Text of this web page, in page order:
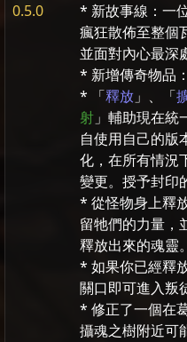
0.5.0
* 新故事線：一
瘋狂散佈至整個
並面對內心最深
* 新增傳奇物品
* 「釋放 」、「
射 」輔助現在統
自使用自己的版
化，在所有情況
變更。授予封印
* 從怪物身上釋
留牠們的力量，
釋放出來的魂靈。
* 如果你已經釋
關口即可進入叛
* 修正了一個在
攝魂之樹附近可